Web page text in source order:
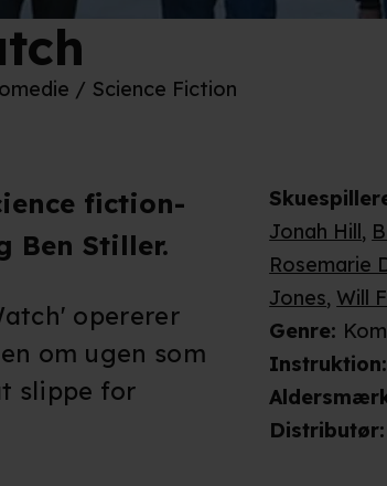
/ Science Fiction
Jonah Hill,
Rosemarie
Jones, Will
Genre:
Instruktion
Distributør:
fiction-
Ben Stiller.
opererer
om ugen som
slippe for